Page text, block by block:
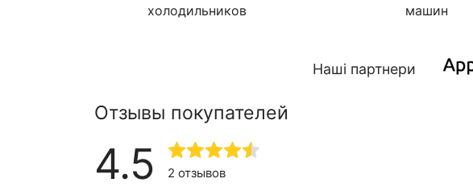
холодильников
машин
Наші партнери
Отзывы покупателей
4.5 2 отзывов